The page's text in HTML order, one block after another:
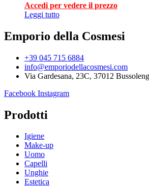
Accedi per vedere il prezzo
Leggi tutto
Emporio della Cosmesi
+39 045 715 6884
info@emporiodellacosmesi.com
Via Gardesana, 23C, 37012
Facebook Instagram
Prodotti
Igiene
Make-up
Uomo
Capelli
Unghie
Estetica